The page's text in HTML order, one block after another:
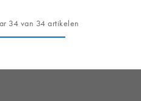
34 van 34 artikelen